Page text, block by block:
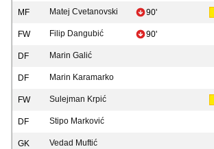
MF Matej Cvetanovski 90'
FW Filip Dangubić 90'
DF Marin Galić
DF Marin Karamarko
FW Sulejman Krpić
DF Stipo Marković
GK Vedad Muftić